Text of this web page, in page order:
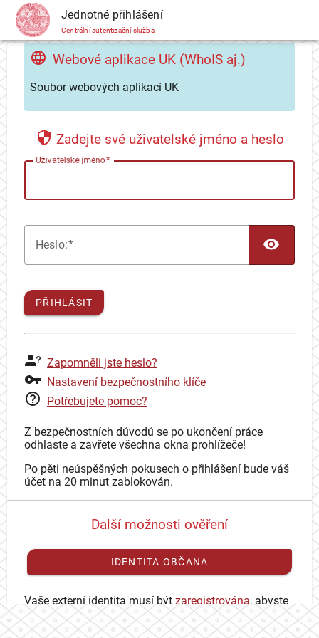
CAS Jednotné přihlášení
Centrální autentizační služba
Webové aplikace UK (WhoIS aj.)
Soubor webových aplikací UK
Zadejte své uživatelské jméno a heslo
Uživatelské jméno
Heslo:
PŘIHLÁSIT
Zapomněli jste heslo?
Nastavení bezpečnostního klíče
Potřebujete pomoc?
Z bezpečnostních důvodů se po ukončení práce
odhlaste a zavřete všechna okna prohlížeče!
Po pěti neúspěšných pokusech o přihlášení bude váš
účet na 20 minut zablokován.
Další možnosti ověření
IDENTITA OBČANA
Vaše externí identita musí být zaregistrována, abyste
se mohli přihlásit ke svému CAS účtu.